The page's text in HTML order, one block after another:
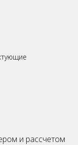
и раcсчетом